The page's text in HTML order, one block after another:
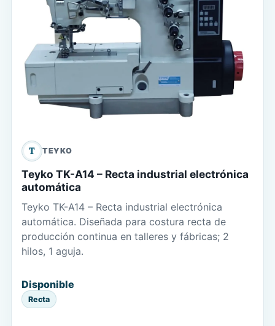
T TEYKO
Teyko TK-A14 – Recta industrial electrónica
automática
Teyko TK-A14 – Recta industrial electrónica
automática. Diseñada para costura recta de
producción continua en talleres y fábricas; 2
hilos, 1 aguja.
Disponible
Recta